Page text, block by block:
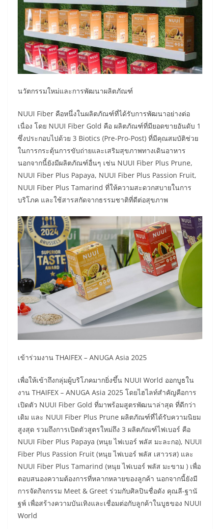
นวัตกรรมใหม่และการพัฒนาผลิตภัณฑ์
NUUI Fiber คือหนึ่งในผลิตภัณฑ์ที่ได้รับการพัฒนาอย่างต่อ
เนื่อง โดย NUUI Fiber Gold คือ ผลิตภัณฑ์ที่มียอดขายอันดับ 1
ซึ่งประกอบไปด้วย 3 Biotics (Pre-Pro-Post) ที่มีคุณสมบัติช่วย
ในการกระตุ้นการขับถ่ายและเสริมสุขภาพทางเดินอาหาร
นอกจากนี้ยังมีผลิตภัณฑ์อื่นๆ เช่น NUUI Fiber Plus Prune,
NUUI Fiber Plus Papaya, NUUI Fiber Plus Passion Fruit,
NUUI Fiber Plus Tamarind ที่ให้ความสะดวกสบายในการ
บริโภค และใช้สารสกัดจากธรรมชาติที่ดีต่อสุขภาพ
เข้าร่วมงาน THAIFEX – ANUGA Asia 2025
เพื่อให้เข้าถึงกลุ่มผู้บริโภคมากยิ่งขึ้น NUUI World ออกบูธใน
งาน THAIFEX – ANUGA Asia 2025 โดยไฮไลท์สำคัญคือการ
เปิดตัว NUUI Fiber Gold ที่มาพร้อมสูตรพัฒนาล่าสุด ที่ดีกว่า
เดิม และ NUUI Fiber Plus Prune ผลิตภัณฑ์ที่ได้รับความนิยม
สูงสุด รวมถึงการเปิดตัวสูตรใหม่ถึง 3 ผลิตภัณฑ์ไฟเบอร์ คือ
NUUI Fiber Plus Papaya (หนุย ไฟเบอร์ พลัส มะละกอ), NUUI
Fiber Plus Passion Fruit (หนุย ไฟเบอร์ พลัส เสาวรส) และ
NUUI Fiber Plus Tamarind (หนุย ไฟเบอร์ พลัส มะขาม ) เพื่อ
ตอบสนองความต้องการที่หลากหลายของลูกค้า นอกจากนี้ยังมี
การจัดกิจกรรม Meet & Greet ร่วมกับศิลปินชื่อดัง คุณลี-ฐานั
ฐพ์ เพื่อสร้างความบันเทิงและเชื่อมต่อกับลูกค้าในบูธของ NUUI
World